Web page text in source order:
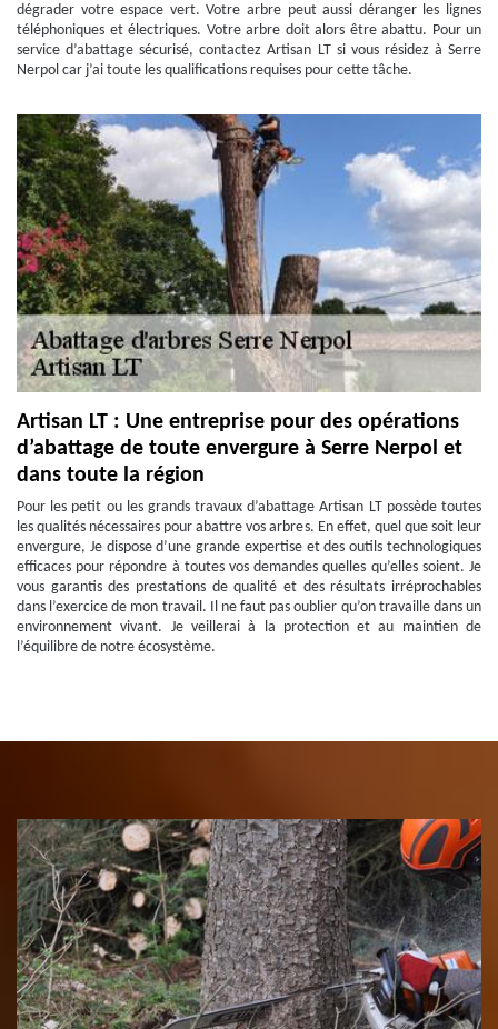
dégrader votre espace vert. Votre arbre peut aussi déranger les lignes
téléphoniques et électriques. Votre arbre doit alors être abattu. Pour un
service d’abattage sécurisé, contactez Artisan LT si vous résidez à Serre
Nerpol car j’ai toute les qualifications requises pour cette tâche.
Artisan LT : Une entreprise pour des opérations
d’abattage de toute envergure à Serre Nerpol et
dans toute la région
Pour les petit ou les grands travaux d’abattage Artisan LT possède toutes
les qualités nécessaires pour abattre vos arbres. En effet, quel que soit leur
envergure, Je dispose d’une grande expertise et des outils technologiques
efficaces pour répondre à toutes vos demandes quelles qu’elles soient. Je
vous garantis des prestations de qualité et des résultats irréprochables
dans l’exercice de mon travail. Il ne faut pas oublier qu’on travaille dans un
environnement vivant. Je veillerai à la protection et au maintien de
l’équilibre de notre écosystème.